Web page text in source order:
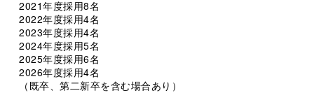
2021年度採用8名
2022年度採用4名
2023年度採用4名
2024年度採用5名
2025年度採用6名
2026年度採用4名
（既卒、第二新卒を含む場合あり）